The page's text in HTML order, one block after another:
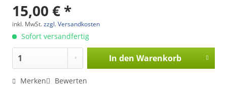
15,00 € *
inkl. MwSt.zzgl. Versandkosten
Sofort versandfertig
In den Warenkorb
Merken Bewerten